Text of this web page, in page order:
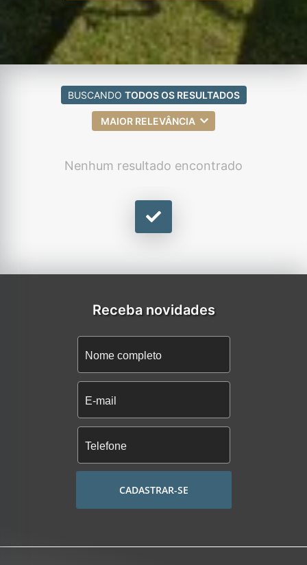
BUSCANDO TODOS OS RESULTADOS
MAIOR RELEVÂNCIA
Nenhum resultado encontrado
Receba novidades
CADASTRAR-SE